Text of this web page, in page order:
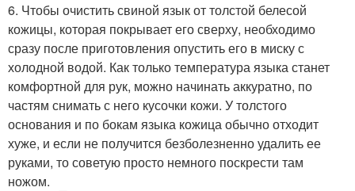
6. Чтобы очистить свиной язык от толстой белесой
кожицы, которая покрывает его сверху, необходимо
сразу после приготовления опустить его в миску с
холодной водой. Как только температура языка станет
комфортной для рук, можно начинать аккуратно, по
частям снимать с него кусочки кожи. У толстого
основания и по бокам языка кожица обычно отходит
хуже, и если не получится безболезненно удалить ее
руками, то советую просто немного поскрести там
ножом.